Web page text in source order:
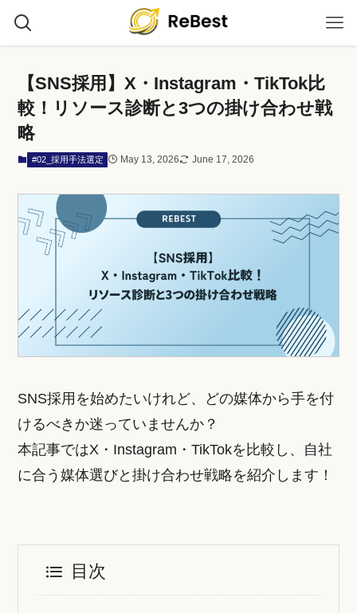
【SNS採用】X・Instagram・TikTok比
較！リソース診断と3つの掛け合わせ戦
略
#02_採用手法選定 May 13, 2026 June 17, 2026
SNS採用を始めたいけれど、どの媒体から手を付
けるべきか迷っていませんか？
本記事ではX・Instagram・TikTokを比較し、自社
に合う媒体選びと掛け合わせ戦略を紹介します！
目次